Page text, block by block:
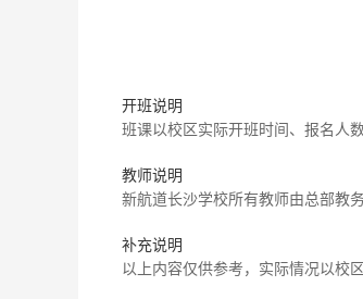
开班说明
班课以校区实际开班时间、报名人数
教师说明
新航道长沙学校所有教师由总部教
补充说明
以上内容仅供参考，实际情况以校